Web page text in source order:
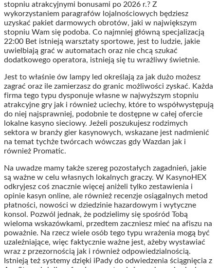
stopniu atrakcyjnymi bonusami po 2026 r.? Z
wykorzystaniem paragrafów lojalnościowych będziesz
uzyskać pakiet darmowych obrotów, jaki w największym
stopniu Wam się podoba. Co najmniej główną specjalizacją
22:00 Bet istnieją warsztaty sportowe, jest to ludzie, jakie
uwielbiają grać w automatach oraz nie chcą szukać
dodatkowego operatora, istnieją się tu wrażliwy świetnie.
Jest to właśnie ów lampy led określają za jak dużo możesz
zagrać oraz ile zamierzasz do granic możliwości zyskać. Każda
firma tego typu dysponuje własne w najwyższym stopniu
atrakcyjne gry jak i również uciechy, które to współwystępują
do niej najsprawniej, podobnie te dostępne w całej ofercie
lokalne kasyno sieciowy. Jeżeli poszukujesz rodzimych
sektora w branży gier kasynowych, wskazane jest nadmienić
na temat tychże twórcach wówczas gdy Wazdan jak i
również Promatic.
Na uwadze mamy także szereg pozostałych zagadnień, jakie
są ważne w celu własnych lokalnych graczy. W KasynoHEX
odkryjesz coś znacznie więcej aniżeli tylko zestawienia i
opinie kasyn online, ale również recenzje osiągalnych metod
płatności, nowości w dziedzinie hazardowym i wytyczne
konsol. Pozwól jednak, że podzielimy się spośród Tobą
wieloma wskazówkami, przedtem zaczniesz mieć na afiszu na
poważnie. Na rzecz wiele osób tego typu wrażenia mogą być
uzależniające, więc faktycznie ważne jest, ażeby wystawiać
wraz z przezornością jak i również odpowiedzialnością.
Istnieją też systemy dzięki iPady do odwiedzenia ściągnięcia z